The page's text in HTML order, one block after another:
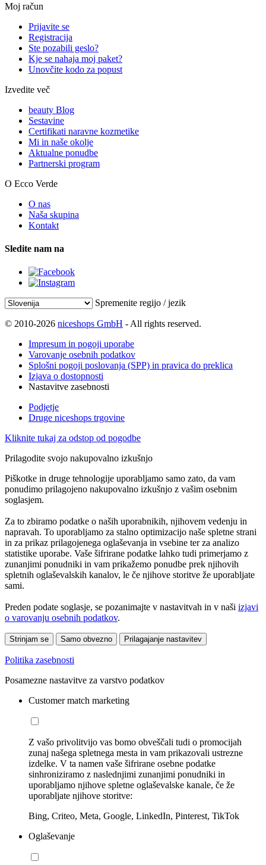
Moj račun
Prijavite se
Registracija
Ste pozabili geslo?
Kje se nahaja moj paket?
Unovčite kodo za popust
Izvedite več
beauty Blog
Sestavine
Certifikati naravne kozmetike
Mi in naše okolje
Aktualne ponudbe
Partnerski program
O Ecco Verde
O nas
Naša skupina
Kontakt
Sledite nam na
Spremenite regijo / jezik
© 2010-2026 niceshops GmbH - All rights reserved.
Impresum in pogoji uporabe
Varovanje osebnih podatkov
Splošni pogoji poslovanja (SPP) in pravica do preklica
Izjava o dostopnosti
Nastavitve zasebnosti
Podjetje
Druge niceshops trgovine
Kliknite tukaj za odstop od pogodbe
Prilagodite svojo nakupovalno izkušnjo
Piškotke in druge tehnologije uporabljamo samo zato, da vam
ponudimo prilagojeno nakupovalno izkušnjo z vašim osebnim
soglasjem.
Za to zbiramo podatke o naših uporabnikih, njihovem vedenju in
napravah. To uporabljamo za stalno optimizacijo naše spletne strani
in za prikaz prilagojenega oglaševanja in vsebine ter za analizo
statistike uporabe. Vaše šifrirane podatke lahko tudi primerjamo z
zunanjimi ponudniki in vam prikažemo ponudbe prek njihovih
spletnih oglaševalskih kanalov, le če njihove storitve že uporabljate
sami.
Preden podate soglasje, se pozanimajte v nastavitvah in v naši izjavi
o varovanju osebnih podatkov.
Strinjam se Samo obvezno Prilagajanje nastavitev
Politika zasebnosti
Posamezne nastavitve za varstvo podatkov
Customer match marketing
Z vašo privolitvijo vas bomo obveščali tudi o promocijah
zunaj našega spletnega mesta in vam prikazovali ustrezne
izdelke. V ta namen vaše šifrirane osebne podatke
sinhroniziramo z naslednjimi zunanjimi ponudniki in
uporabljamo njihove spletne oglaševalske kanale, če že
uporabljate njihove storitve:
Bing, Criteo, Meta, Google, LinkedIn, Pinterest, TikTok
Oglaševanje